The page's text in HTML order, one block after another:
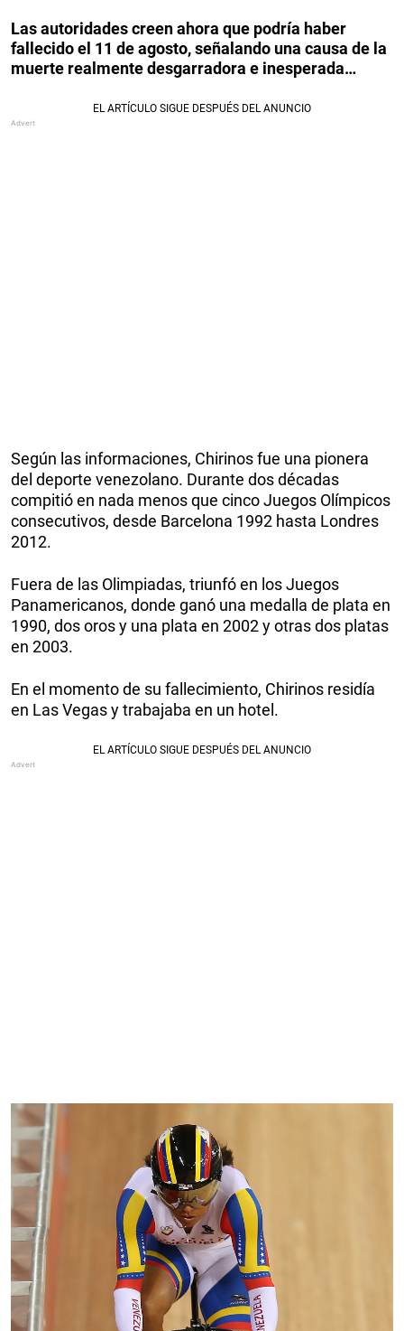
Las autoridades creen ahora que podría haber
fallecido el 11 de agosto, señalando una causa de la
muerte realmente desgarradora e inesperada…
Según las informaciones, Chirinos fue una pionera
del deporte venezolano. Durante dos décadas
compitió en nada menos que cinco Juegos Olímpicos
consecutivos, desde Barcelona 1992 hasta Londres
2012.
Fuera de las Olimpiadas, triunfó en los Juegos
Panamericanos, donde ganó una medalla de plata en
1990, dos oros y una plata en 2002 y otras dos platas
en 2003.
En el momento de su fallecimiento, Chirinos residía
en Las Vegas y trabajaba en un hotel.